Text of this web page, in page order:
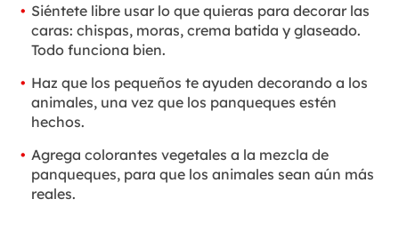
Siéntete libre usar lo que quieras para decorar las
caras: chispas, moras, crema batida y glaseado.
Todo funciona bien.
Haz que los pequeños te ayuden decorando a los
animales, una vez que los panqueques estén
hechos.
Agrega colorantes vegetales a la mezcla de
panqueques, para que los animales sean aún más
reales.